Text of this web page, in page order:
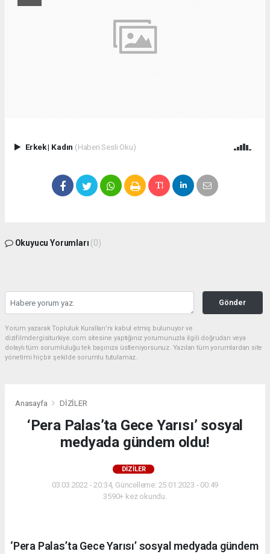
Erkek| Kadın (Haberi Sesli Oku)
Okuyucu Yorumları (0)
Gönder
Yorum yazarak Topluluk Kuralları’nı kabul etmiş bulunuyor ve
dizifilmdergisiturkiye.com sitesine yaptığınız yorumunuzla ilgili doğrudan veya
dolaylı tüm sorumluluğu tek başınıza üstleniyorsunuz. Yazılan tüm yorumlardan site
yönetimi hiçbir şekilde sorumlu tutulamaz.
Anasayfa DİZİLER
‘Pera Palas’ta Gece Yarısı’ sosyal
medyada gündem oldu!
DİZİLER
03.03.2022 - 20:34, Güncelleme: 25.01.2023 - 00:49
3590+ kez okundu.
‘Pera Palas’ta Gece Yarısı’ sosyal medyada gündem